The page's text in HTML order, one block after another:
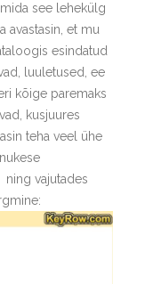
see lehekülg
avastasin, et mu
esindatud
luuletused, ee
kõige paremaks
kusjuures
teha veel ühe
vajutades